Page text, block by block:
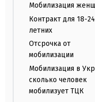
Мобилизация
Контракт для 18-
летних
Отсрочка от
мобилизации
Мобилизация в
сколько человек
мобилизует ТЦК